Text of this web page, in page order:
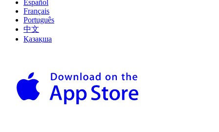
Español
Français
Português
中文
Қазақша